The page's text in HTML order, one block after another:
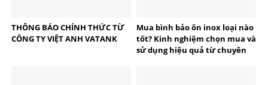
THÔNG BÁO CHÍNH THỨC TỪ
CÔNG TY VIỆT ANH VATANK
Mua bình bảo ôn inox loại nào
tốt? Kinh nghiệm chọn mua và
sử dụng hiệu quả từ chuyên